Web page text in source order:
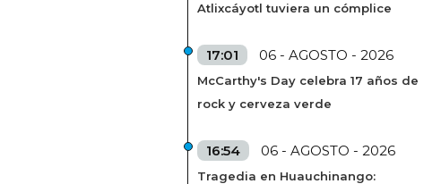
Atlixcáyotl tuviera un cómplice
17:01 06 - AGOSTO - 2026
McCarthy's Day celebra 17 años de
rock y cerveza verde
16:54 06 - AGOSTO - 2026
Tragedia en Huauchinango: